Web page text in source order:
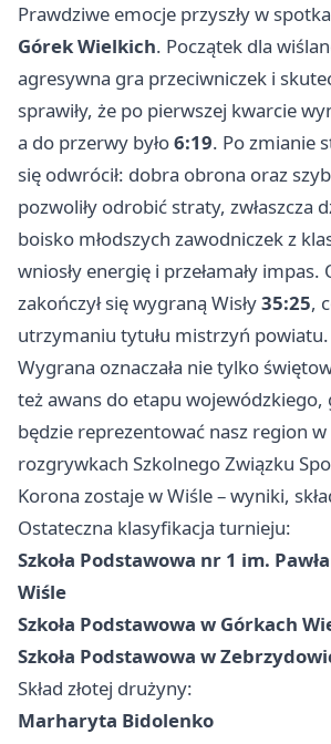
Prawdziwe emocje przyszły w
Górek Wielkich. Początek dla
agresywna gra przeciwniczek i
sprawiły, że po pierwszej kwarcie
a do przerwy było6:19. Po zmianie
się odwrócił: dobra obrona oraz
pozwoliły odrobić straty, zwłaszcza
boisko młodszych zawodniczek z
wniosły energię i przełamały
zakończył się wygraną Wisły35:25,
utrzymaniu tytułu mistrzyń powiatu.
Wygrana oznaczała nie tylko
też awans do etapu wojewódzkiego,
będzie reprezentować nasz region w
rozgrywkach Szkolnego Związku
Korona zostaje w Wiśle – wyniki,
Ostateczna klasyfikacja turnieju:
Szkoła Podstawowa nr 1 im.
Wiśle
Szkoła Podstawowa w Górkach
Szkoła Podstawowa w
Skład złotej drużyny:
Marharyta Bidolenko